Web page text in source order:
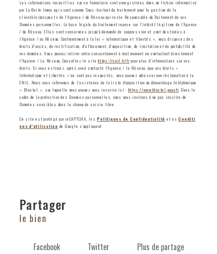
Les informations recueillies sur ce formulaire sont enregistrées dans un fichier informatisé
par La Boite Immo agissant comme Sous-traitant du traitement pour la gestion de la
clientèle/prospects de l'Agence / du Réseau qui reste Responsable du Traitement de vos
Données personnelles. La base légale du traitement repose sur l'intérêt légitime de l'Agence
/ du Réseau. Elles sont conservées jusqu'à demande de suppression et sont destinées à
l'Agence / au Réseau. Conformément à la loi « informatique et libertés », vous disposez des
droits d’accès, de rectification, d’effacement, d’opposition, de limitation et de portabilité de
vos données. Vous pouvez retirer votre consentement à tout moment en contactant directement
l’Agence / Le Réseau. Consultez le site https://cnil.fr/frpour plus d’informations sur vos
droits. Si vous estimez, après avoir contacté l'Agence / le Réseau, que vos droits «
Informatique et Libertés » ne sont pas respectés, vous pouvez adresser une réclamation à la
CNIL. Nous vous informons de l’existence de la liste d'opposition au démarchage téléphonique
« Bloctel », sur laquelle vous pouvez vous inscrire ici : https://www.bloctel.gouv.fr. Dans le
cadre de la protection des Données personnelles, nous vous invitons à ne pas inscrire de
Données sensibles dans le champ de saisie libre.
Ce site est protégé par reCAPTCHA, lesPolitiques de Confidentialité et esConditi
ons d'utilisation de Google s'appliquent.
partager
le bien
Facebook Twitter Plus de partage